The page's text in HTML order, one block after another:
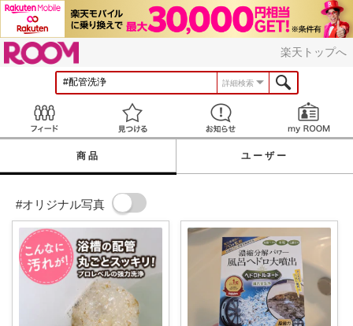
楽天トップへ
詳細検索
見つける お知らせ
商品 ユーザー
#オリジナル写真